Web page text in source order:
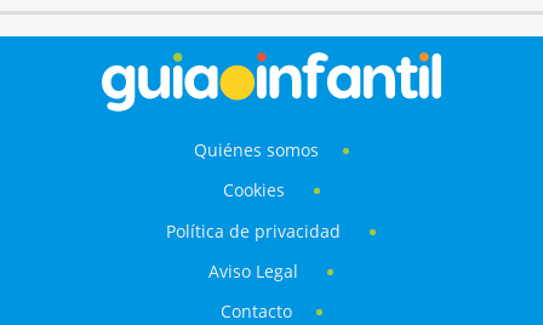
Quiénes somos
Cookies
Política de privacidad
Aviso Legal
Contacto